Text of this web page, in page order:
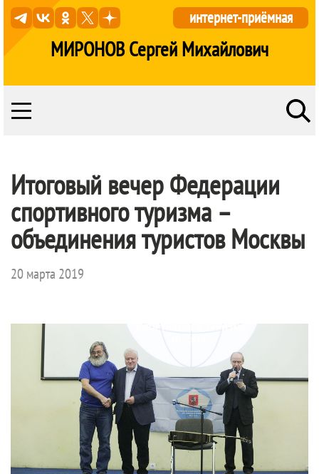
МИРОНОВ Сергей Михайлович
интернет-приёмная
Итоговый вечер Федерации
спортивного туризма –
объединения туристов Москвы
20 марта 2019